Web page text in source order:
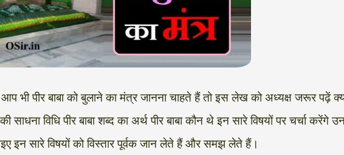
भी पीर बाबा को बुलाने का मंत्र जानना चाहते हैं तो इस लेख को अध्यक्ष जरूर पढ़ें
विधि पीर बाबा शब्द का अर्थ पीर बाबा कौन थे इन सारे विषयों पर चर्चा
इन सारे विषयों को विस्तार पूर्वक जान लेते हैं और समझ लेते हैं।